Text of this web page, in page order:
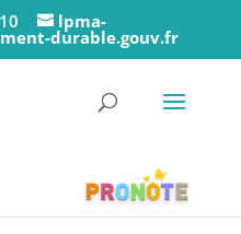
lpma-
durable.gouv.fr